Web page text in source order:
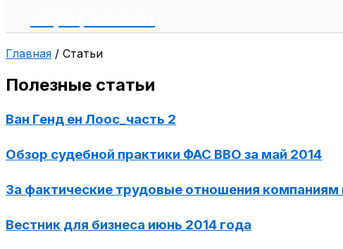
Главная / Статьи
Полезные статьи
Ван Генд ен Лоос_часть 2
Обзор судебной практики ФАС ВВО за май 2014
За фактические трудовые отношения
Вестник для бизнеса июнь 2014 года